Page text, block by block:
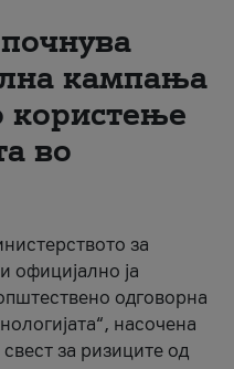
кампања
користење
во
за
официјално ја
одговорна
насочена
за ризиците од